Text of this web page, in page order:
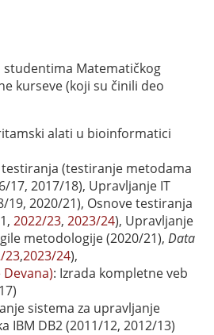
studentima Matematičkog
kurseve (koji su činili deo
alati u bioinformatici
testiranja (testiranje metodama
17, 2017/18), Upravljanje IT
19, 2020/21), Osnove testiranja
2022/23, 2023/24), Upravljanje
metodologije (2020/21), Data
23,2023/24),
: Izrada kompletne veb
sistema za upravljanje
IBM DB2 (2011/12, 2012/13)